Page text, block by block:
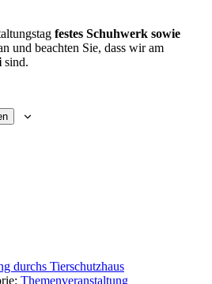
festes Schuhwerk sowie
und beachten Sie, dass wir am
sind.
durchs Tierschutzhaus
Themenveranstaltung